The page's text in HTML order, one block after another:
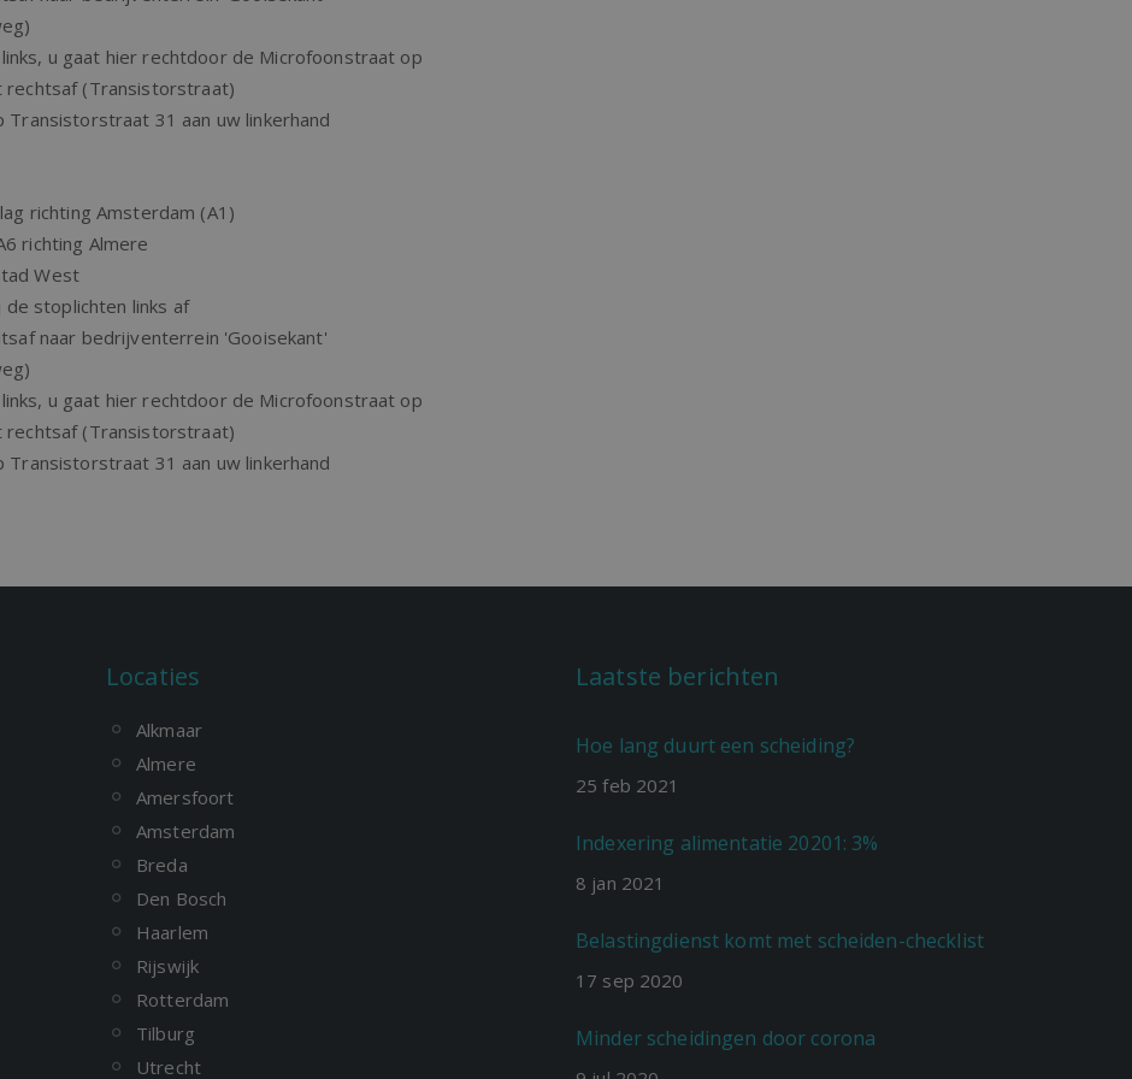
u gaat hier rechtdoor de Microfoonstraat op
rechtsaf (Transistorstraat)
Transistorstraat 31 aan uw linkerhand
richting Amsterdam (A1)
richting Almere
West
de stoplichten links af
naar bedrijventerrein 'Gooisekant'
u gaat hier rechtdoor de Microfoonstraat op
rechtsaf (Transistorstraat)
Transistorstraat 31 aan uw linkerhand
Locaties
Alkmaar
Almere
Amersfoort
Amsterdam
Breda
Den Bosch
Haarlem
Rijswijk
Rotterdam
Tilburg
Utrecht
Laatste berichten
Hoe lang duurt een scheiding?
25 feb 2021
Indexering alimentatie 20201: 3%
8 jan 2021
Belastingdienst komt met scheiden-checklist
17 sep 2020
Minder scheidingen door corona